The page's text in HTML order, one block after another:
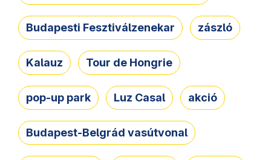
Budapesti Fesztiválzenekar zászló
Kalauz Tour de Hongrie
pop-up park Luz Casal akció
Budapest-Belgrád vasútvonal